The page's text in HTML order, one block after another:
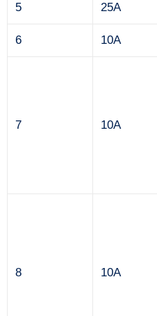
5 25А
6 10А
7 10А
8 10А